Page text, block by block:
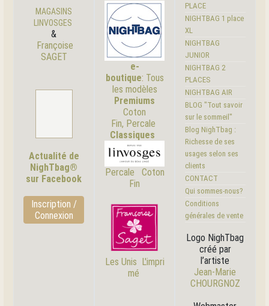
MAGASINS
LINVOSGES
&
Françoise
SAGET
Actualité de
NighTbag®
sur Facebook
Inscription /
Connexion
e-
boutique: Tous
les modèles
Premiums
Coton
Fin, Percale
Classiques
Percale
Coton
Fin
Les Unis L'impri
mé
PLACE
NIGHTBAG 1 place
XL
NIGHTBAG
JUNIOR
NIGHTBAG 2
PLACES
NIGHTBAG AIR
BLOG "Tout savoir
sur le sommeil"
Blog NighTbag :
Richesse de ses
usages selon ses
clients
CONTACT
Qui sommes-nous?
Conditions
générales de vente
Logo NighTbag
créé par
l’artiste
Jean-Marie
CHOURGNOZ